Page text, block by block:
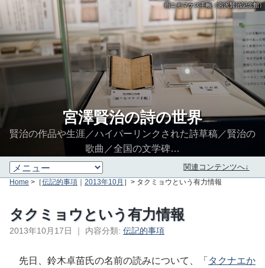
雨ニモマケズ手帳（宮沢賢治記念館）
宮澤賢治の詩の世界
賢治の作品や生涯／ハイパーリンクされた詩草稿／賢治の
歌曲／全国の文学碑…
関連コンテンツへ↓
Home >［伝記的事項 ｜ 2013年10月 ］> タクミョウという有力情報
タクミョウという有力情報
2013年10月17日 ｜ 内容分類: 伝記的事項
先日、鈴木卓苗氏の名前の読みについて、「 タクナエか